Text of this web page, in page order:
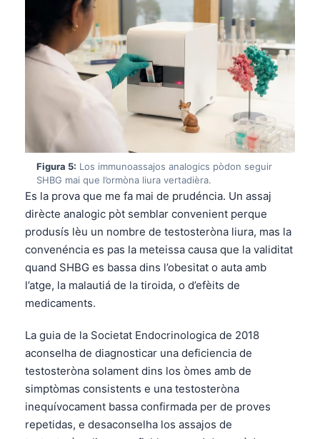
Figura 5: Los immunoassajos analogics pòdon seguir
SHBG mai que l’ormòna liura vertadièra.
Es la prova que me fa mai de prudéncia. Un assaj
dirècte analogic pòt semblar convenient perque
produsís lèu un nombre de testosteròna liura, mas la
convenéncia es pas la meteissa causa que la validitat
quand SHBG es bassa dins l’obesitat o auta amb
l’atge, la malautiá de la tiroida, o d’efèits de
medicaments.
La guia de la Societat Endocrinologica de 2018
aconselha de diagnosticar una deficiencia de
testosteròna solament dins los òmes amb de
simptòmas consistents e una testosteròna
inequívocament bassa confirmada per de proves
repetidas, e desaconselha los assajos de